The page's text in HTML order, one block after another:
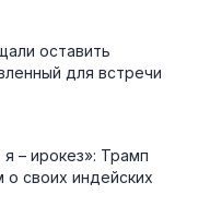
оставить
для встречи
– ирокез»: Трамп
о своих индейских